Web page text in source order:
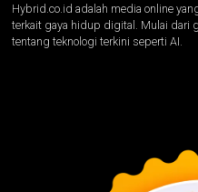
Hybrid.co.id adalah media online
terkait gaya hidup digital. Mulai dari
tentang teknologi terkini seperti AI.